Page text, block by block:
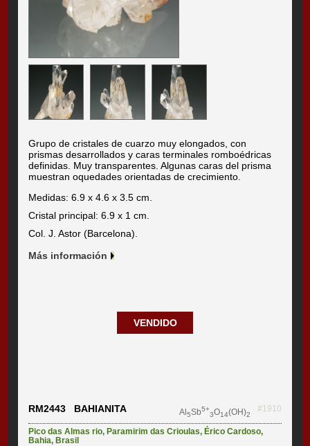
Grupo de cristales de cuarzo muy elongados, con
prismas desarrollados y caras terminales romboédricas
definidas. Muy transparentes. Algunas caras del prisma
muestran oquedades orientadas de crecimiento.
Medidas: 6.9 x 4.6 x 3.5 cm.
Cristal principal: 6.9 x 1 cm.
Col. J. Astor (Barcelona).
Más información
VENDIDO
RM2443 BAHIANITA Al 5Sb5+
3O14(OH)2
#1910
Pico das Almas rio,Paramirim das Crioulas,Érico Cardoso,
Bahia,Brasil